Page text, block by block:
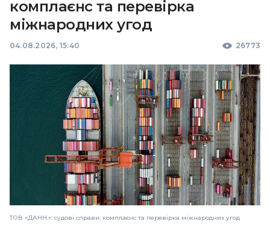
комплаєнс та перевірка
міжнародних угод
04.08.2026, 15:40 26773
ТОВ «ДАНН.»: судові справи, комплаєнс та перевірка міжнародних угод